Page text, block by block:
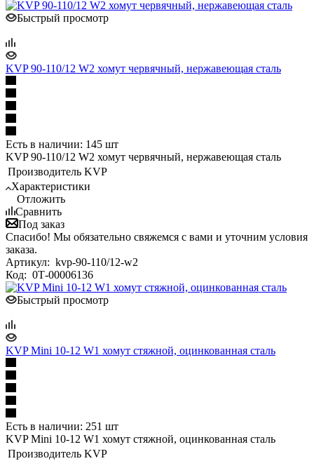
Быстрый просмотр
KVP 90-110/12 W2 хомут червячный, нержавеющая сталь
Есть в наличии: 145 шт
KVP 90-110/12 W2 хомут червячный, нержавеющая сталь
Производитель KVP
Характеристики
Отложить
Сравнить
Под заказ
Спасибо! Мы обязательно свяжемся с вами и уточним условия
заказа.
Артикул: kvp-90-110/12-w2
Код: 0Т-00006136
Быстрый просмотр
KVP Mini 10-12 W1 хомут стяжной, оцинкованная сталь
Есть в наличии: 251 шт
KVP Mini 10-12 W1 хомут стяжной, оцинкованная сталь
Производитель KVP